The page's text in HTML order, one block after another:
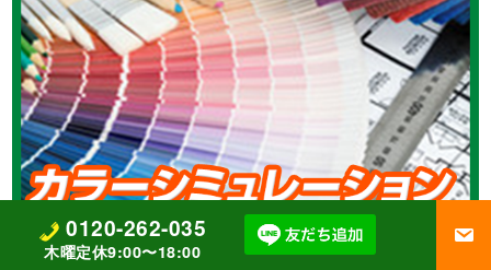
0120-262-035
木曜定休9:00〜18:00